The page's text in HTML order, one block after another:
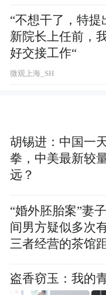
普宁寺位于河北
后半部为藏式，
同风格的建筑融
绝美摄影作品吗
影运用定格普宁
2024年“云游寺
“不想干了，特提
新院长上任前，
好交接工作“
微观上海_SH
胡锡进：中国一
拳，中美最新较
远？
“婚外胚胎案”妻
间男方疑似多次
三者经营的茶馆
盗香窃玉：我的